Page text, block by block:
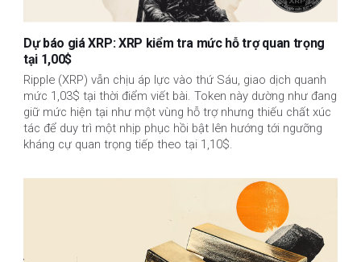
Dự báo giá XRP: XRP kiểm tra mức hỗ trợ quan trọng
tại 1,00$
Ripple (XRP) vẫn chịu áp lực vào thứ Sáu, giao dịch quanh
mức 1,03$ tại thời điểm viết bài. Token này dường như đang
giữ mức hiện tại như một vùng hỗ trợ nhưng thiếu chất xúc
tác để duy trì một nhịp phục hồi bật lên hướng tới ngưỡng
kháng cự quan trọng tiếp theo tại 1,10$.